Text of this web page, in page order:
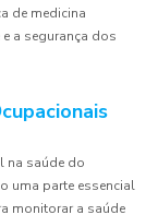
de medicina
a segurança dos
na saúde do
uma parte essencial
monitorar a saúde